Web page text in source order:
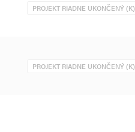
PROJEKT RIADNE UKONČENÝ (K)
PROJEKT RIADNE UKONČENÝ (K)